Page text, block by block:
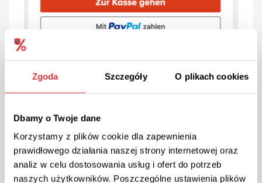
Zgoda Szczegóły O plikach cookies
Dbamy o Twoje dane
Korzystamy z plików cookie dla zapewnienia
prawidłowego działania naszej strony internetowej oraz
analiz w celu dostosowania usług i ofert do potrzeb
naszych użytkowników. Poszczególne ustawienia plików